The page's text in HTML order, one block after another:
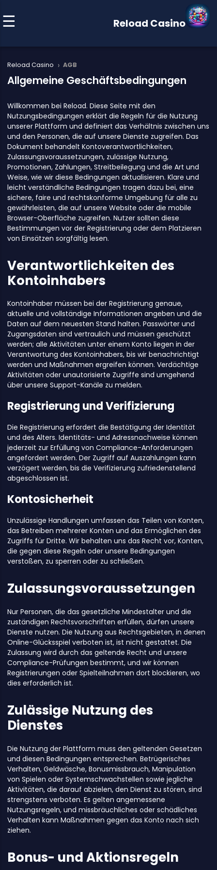
Reload Casino
Reload Casino › AGB
Allgemeine Geschäftsbedingungen
Willkommen bei Reload. Diese Seite mit den
Nutzungsbedingungen erklärt die Regeln für die Nutzung
unserer Plattform und definiert das Verhältnis zwischen uns
und den Personen, die auf unsere Dienste zugreifen. Das
Dokument behandelt Kontoverantwortlichkeiten,
Zulassungsvoraussetzungen, zulässige Nutzung,
Promotionen, Zahlungen, Streitbeilegung und die Art und
Weise, wie wir diese Bedingungen aktualisieren. Klare und
leicht verständliche Bedingungen tragen dazu bei, eine
sichere, faire und rechtskonforme Umgebung für alle zu
gewährleisten, die auf unsere Website oder die mobile
Browser-Oberfläche zugreifen. Nutzer sollten diese
Bestimmungen vor der Registrierung oder dem Platzieren
von Einsätzen sorgfältig lesen.
Verantwortlichkeiten des
Kontoinhabers
Kontoinhaber müssen bei der Registrierung genaue,
aktuelle und vollständige Informationen angeben und die
Daten auf dem neuesten Stand halten. Passwörter und
Zugangsdaten sind vertraulich und müssen geschützt
werden; alle Aktivitäten unter einem Konto liegen in der
Verantwortung des Kontoinhabers, bis wir benachrichtigt
werden und Maßnahmen ergreifen können. Verdächtige
Aktivitäten oder unautorisierte Zugriffe sind umgehend
über unsere Support-Kanäle zu melden.
Registrierung und Verifizierung
Die Registrierung erfordert die Bestätigung der Identität
und des Alters. Identitäts- und Adressnachweise können
jederzeit zur Erfüllung von Compliance-Anforderungen
angefordert werden. Der Zugriff auf Auszahlungen kann
verzögert werden, bis die Verifizierung zufriedenstellend
abgeschlossen ist.
Kontosicherheit
Unzulässige Handlungen umfassen das Teilen von Konten,
das Betreiben mehrerer Konten und das Ermöglichen des
Zugriffs für Dritte. Wir behalten uns das Recht vor, Konten,
die gegen diese Regeln oder unsere Bedingungen
verstoßen, zu sperren oder zu schließen.
Zulassungsvoraussetzungen
Nur Personen, die das gesetzliche Mindestalter und die
zuständigen Rechtsvorschriften erfüllen, dürfen unsere
Dienste nutzen. Die Nutzung aus Rechtsgebieten, in denen
Online-Glücksspiel verboten ist, ist nicht gestattet. Die
Zulassung wird durch das geltende Recht und unsere
Compliance-Prüfungen bestimmt, und wir können
Registrierungen oder Spielteilnahmen dort blockieren, wo
dies erforderlich ist.
Zulässige Nutzung des
Dienstes
Die Nutzung der Plattform muss den geltenden Gesetzen
und diesen Bedingungen entsprechen. Betrügerisches
Verhalten, Geldwäsche, Bonusmissbrauch, Manipulation
von Spielen oder Systemschwachstellen sowie jegliche
Aktivitäten, die darauf abzielen, den Dienst zu stören, sind
strengstens verboten. Es gelten angemessene
Nutzungsregeln, und missbräuchliches oder schädliches
Verhalten kann Maßnahmen gegen das Konto nach sich
ziehen.
Bonus- und Aktionsregeln